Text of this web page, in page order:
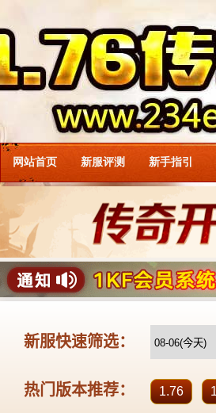
网站首页 新服评测 新手指引